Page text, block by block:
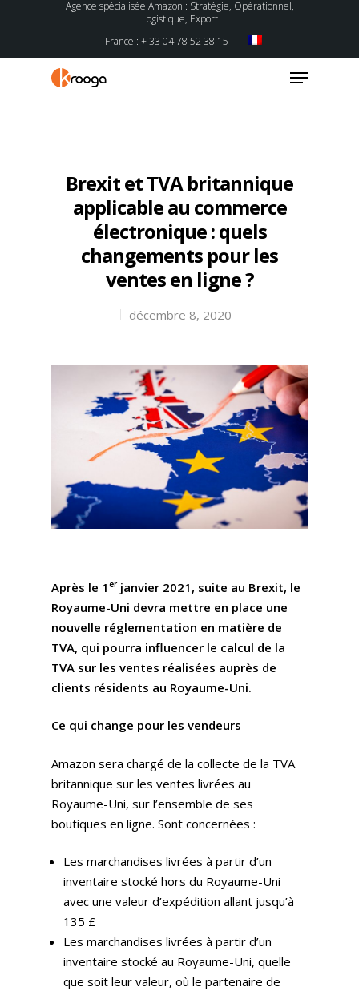
Agence spécialisée Amazon : Stratégie, Opérationnel,
Logistique, Export
France : + 33 04 78 52 38 15
Brexit et TVA britannique
applicable au commerce
électronique : quels
changements pour les
ventes en ligne ?
décembre 8, 2020
Après le 1 erjanvier 2021, suite au Brexit, le
Royaume-Uni devra mettre en place une
nouvelle réglementation en matière de
TVA, qui pourra influencer le calcul de la
TVA sur les ventes réalisées auprès de
clients résidents au Royaume-Uni.
Ce qui change pour les vendeurs
Amazon sera chargé de la collecte de la TVA
britannique sur les ventes livrées au
Royaume-Uni, sur l’ensemble de ses
boutiques en ligne. Sont concernées :
Les marchandises livrées à partir d’un
inventaire stocké hors du Royaume-Uni
avec une valeur d’expédition allant jusqu’à
135 £
Les marchandises livrées à partir d’un
inventaire stocké au Royaume-Uni, quelle
que soit leur valeur, où le partenaire de